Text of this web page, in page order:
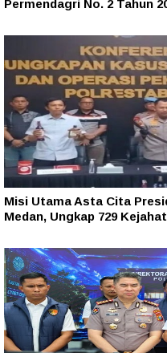
Permendagri No. 2 Tahun
Misi Utama Asta Cita
Medan, Ungkap 729